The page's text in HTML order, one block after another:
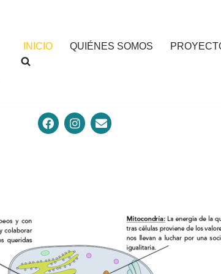
INICIO QUIÉNES SOMOS